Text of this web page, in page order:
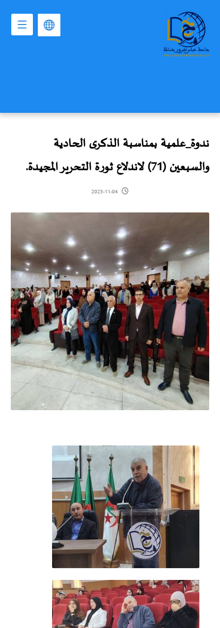
ندوة_علمية بمناسبة الذكرى الحادية
والسبعين (71) لاندلاع ثورة التحرير المجيدة.
2025-11-04